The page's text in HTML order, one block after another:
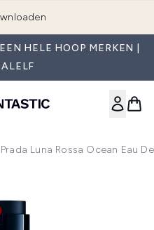
HELE HOOP MERKEN |
Prada Luna Rossa Ocean Eau